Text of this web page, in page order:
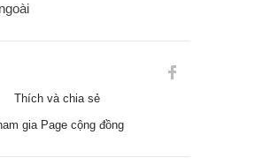
Thích và chia sẻ
gia Page cộng đồng